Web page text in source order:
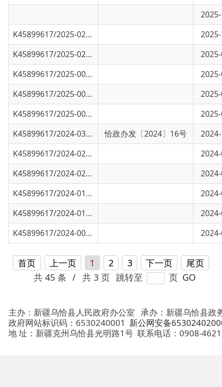
乌恰县2024年、2025年中央“三北”工程项
2025-08-20
K45899617/2025-00250 乌恰县开展森林草原防灭火应急演练
2025-01-24
K45899617/2025-00205 乌恰县三北工程林草湿荒一体化保护修复
2025-01-17
K45899617/2024-03019 关于公布城区基准地价、集体建设用地和
恰政办发〔2024〕16号
2024-10-24
K45899617/2024-02595
乌恰县自然资源局2024年9月政府采购意
2024-09-13
K45899617/2024-02594 乌恰县自然资源（林草）确权项目政府采
2024-07-26
K45899617/2024-01490 乌恰县2024年续聘生态护林员工作实施方
2024-01-03
K45899617/2024-01486 乌恰县2024年新增生态护林员选聘工作实
2024-05-03
K45899617/2024-00736
2024-03-11
首页 上一页 1
共 45 条 / 共 3 页
地 址：新疆克州乌恰县光明路1号 联系电话：0908-4621030